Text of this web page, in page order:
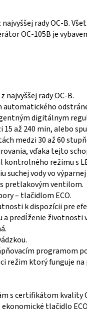
rady OC-B.
OC-105B je
rady OC-B.
automatického
digitálnym
až 240 min, alebo
medzi 30 až 60
vďaka tejto
režimu s
vody vo
pretlakovým ventilom.
– tlačidlom ECO.
k dispozícii pre
a predĺženie
programom
režim ktorý funguje
s certifikátom kvality
tlačidlo